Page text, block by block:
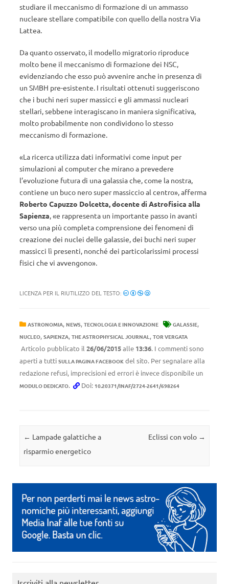
studiare il meccanismo di formazione di un ammasso
nucleare stellare compatibile con quello della nostra Via
Lattea.
Da quanto osservato, il modello migratorio riproduce
molto bene il meccanismo di formazione dei NSC,
evidenziando che esso può avvenire anche in presenza di
un SMBH pre-esistente. I risultati ottenuti suggeriscono
che i buchi neri super massicci e gli ammassi nucleari
stellari, sebbene interagiscano in maniera significativa,
molto probabilmente non condividono lo stesso
meccanismo di formazione.
«La ricerca utilizza dati informativi come input per
simulazioni al computer che mirano a prevedere
l’evoluzione futura di una galassia che, come la nostra,
contiene un buco nero super massiccio al centro», afferma
Roberto Capuzzo Dolcetta, docente di Astrofisica alla
Sapienza, «e rappresenta un importante passo in avanti
verso una più completa comprensione dei fenomeni di
creazione dei nuclei delle galassie, dei buchi neri super
massicci lì presenti, nonché dei particolarissimi processi
fisici che vi avvengono».
LICENZA PER IL RIUTILIZZO DEL TESTO:
ASTRONOMIA, NEWS, TECNOLOGIA E INNOVAZIONE GALASSIE,
NUCLEO, SAPIENZA, THE ASTROPHYSICAL JOURNAL, TOR VERGATA
Articolo pubblicato il 26/06/2015alle 13:36. I commenti sono
aperti a tutti SULLA PAGINA FACEBOOK del sito. Per segnalare alla
redazione refusi, imprecisioni ed errori è invece disponibile un
MODULO DEDICATO. Doi: 10.20371/INAF/2724-2641/698264
Navigazione articolo
← Lampade galattiche a
risparmio energetico
Eclissi con volo →